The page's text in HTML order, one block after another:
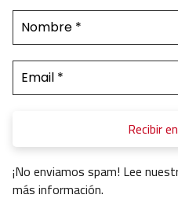
¡No enviamos spam! Lee
más información.